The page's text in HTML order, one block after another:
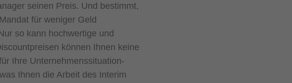
seinen Preis. Und bestimmt,
für weniger Geld
so kann hochwertige und
können Ihnen keine
Ihre Unternehmenssituation-
Ihnen die Arbeit des Interim